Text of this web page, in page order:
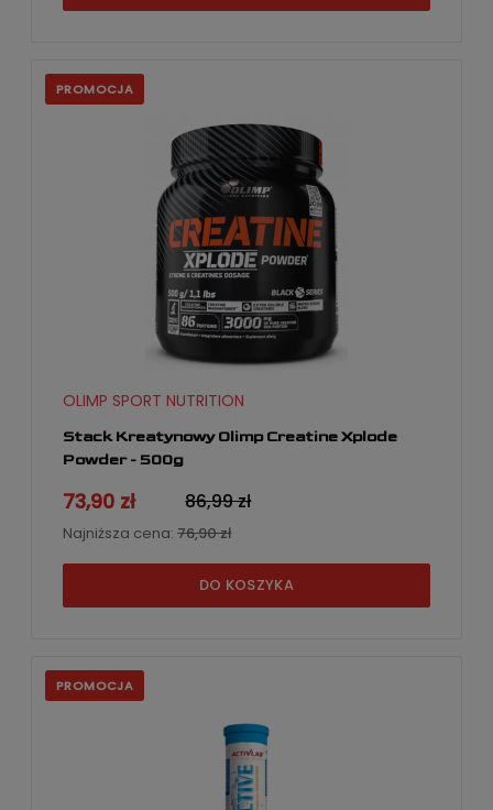
Stack Kreatynowy Olimp Creatine Xplode
Powder - 500g
OLIMP SPORT NUTRITION
73,90 zł 86,99 zł
Najniższa cena: 76,90 zł
DO KOSZYKA
PROMOCJA
PROMOCJA